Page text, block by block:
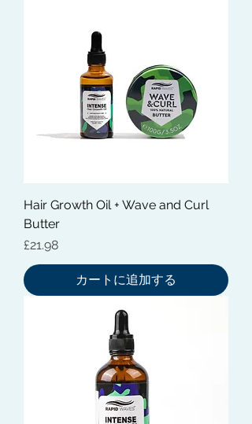
Hair Growth Oil + Wave and Curl
Butter
価格
£21.98
カートに追加する